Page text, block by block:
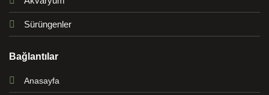
Sürüngenler
Bağlantılar
Anasayfa